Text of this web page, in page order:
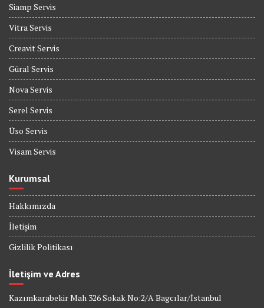
Siamp Servis
Vitra Servis
Creavit Servis
Güral Servis
Nova Servis
Serel Servis
Üso Servis
Visam Servis
Kurumsal
Hakkımızda
İletişim
Gizlilik Politikası
İletişim ve Adres
Kazımkarabekir Mah 326 Sokak No:2/A Bagcılar/İstanbul